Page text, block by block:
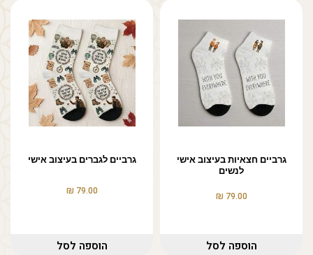
גרביים חצאיות בעיצוב אישי
לנשים
79.00
₪
הוספה לסל
גרביים לגברים בעיצוב אישי
79.00
₪
הוספה לסל